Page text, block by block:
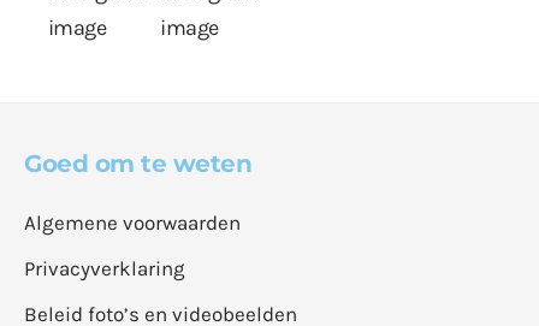
Goed om te weten
Algemene voorwaarden
Privacyverklaring
Beleid foto’s en videobeelden